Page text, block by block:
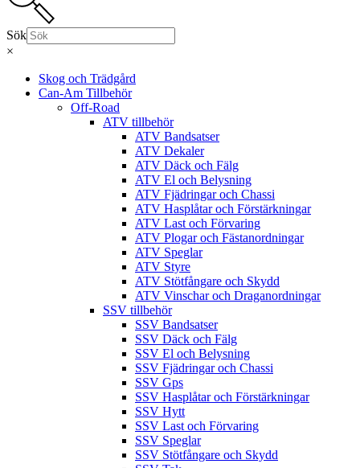
Sök
×
Skog och Trädgård
Can-Am Tillbehör
Off-Road
ATV tillbehör
ATV Bandsatser
ATV Dekaler
ATV Däck och Fälg
ATV El och Belysning
ATV Fjädringar och Chassi
ATV Hasplåtar och Förstärkningar
ATV Last och Förvaring
ATV Plogar och Fästanordningar
ATV Speglar
ATV Styre
ATV Stötfångare och Skydd
ATV Vinschar och Draganordningar
SSV tillbehör
SSV Bandsatser
SSV Däck och Fälg
SSV El och Belysning
SSV Fjädringar och Chassi
SSV Gps
SSV Hasplåtar och Förstärkningar
SSV Hytt
SSV Last och Förvaring
SSV Speglar
SSV Stötfångare och Skydd